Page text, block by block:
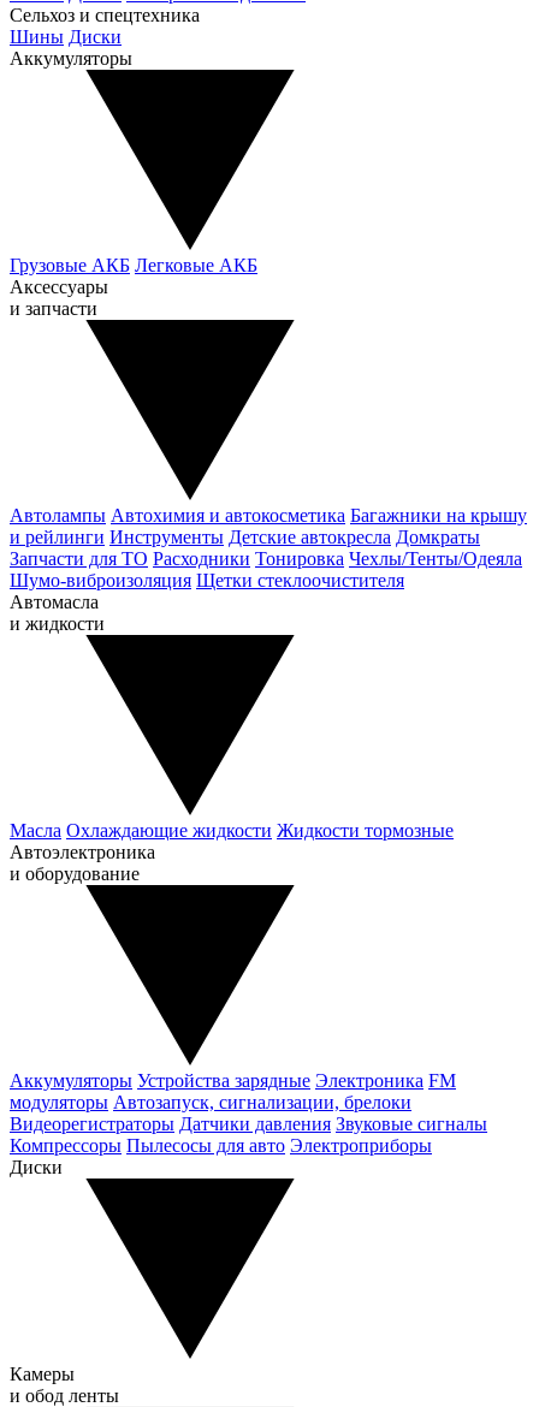
Сельхоз и спецтехника
Шины Диски
Аккумуляторы
Грузовые АКБ Легковые АКБ
Аксессуары
и запчасти
Автолампы Автохимия и автокосметика Багажники на крышу
и рейлинги Инструменты Детские автокресла Домкраты
Запчасти для ТО Расходники Тонировка Чехлы/Тенты/Одеяла
Шумо-виброизоляция Щетки стеклоочистителя
Автомасла
и жидкости
Масла Охлаждающие жидкости Жидкости тормозные
Автоэлектроника
и оборудование
Аккумуляторы Устройства зарядные Электроника FM
модуляторы Автозапуск, сигнализации, брелоки
Видеорегистраторы Датчики давления Звуковые сигналы
Компрессоры Пылесосы для авто Электроприборы
Диски
Камеры
и обод ленты